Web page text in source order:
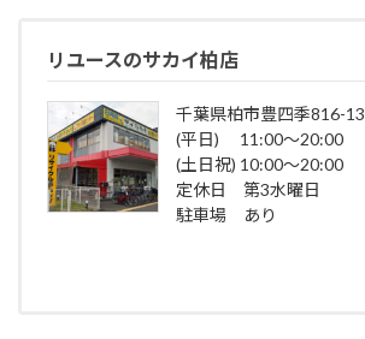
リユースのサカイ柏店
千葉県柏市豊四季816-13
(平日) 11:00～20:00
(土日祝) 10:00～20:00
定休日 第3水曜日
駐車場 あり